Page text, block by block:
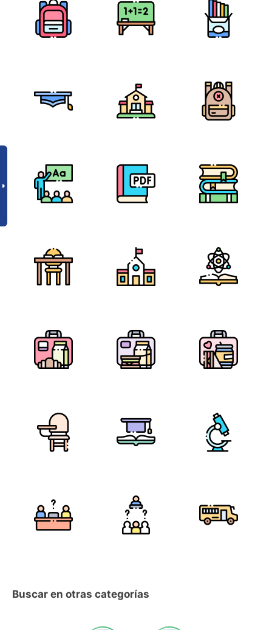
Buscar en otras categorías